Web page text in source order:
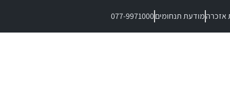
אזכרהמודעת תנחומים077-9971000